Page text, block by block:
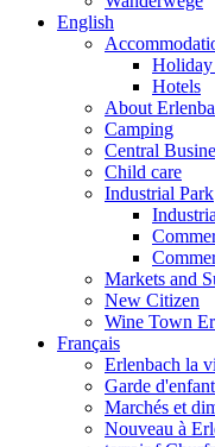
English
Hotels
About
Camping
Central
Child care
Industrial Park
Markets and
New Citizen
Wine Town
Français
Erlenbach la
Garde
Marchés et
Nouveau à